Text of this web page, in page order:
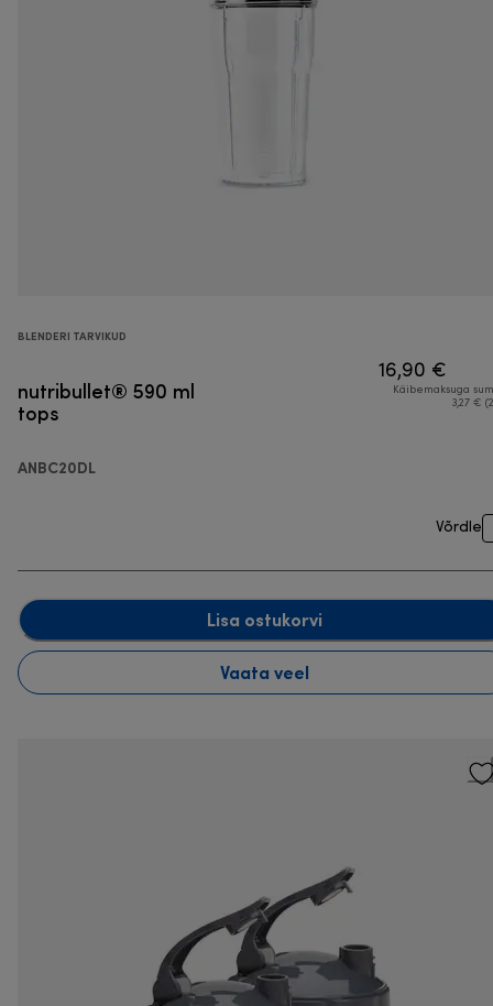
BLENDERI TARVIKUD
nutribullet® 590 ml
tops
ANBC20DL
16,90 €
Käibemaksuga
3,27 €
Võrdle
Lisa ostukorvi
Vaata veel